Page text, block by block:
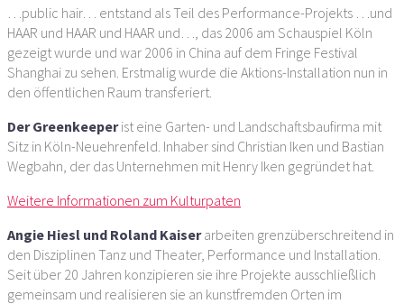
…public hair… entstand als Teil des Performance-Projekts …und
HAAR und HAAR und HAAR und…, das 2006 am Schauspiel Köln
gezeigt wurde und war 2006 in China auf dem Fringe Festival
Shanghai zu sehen. Erstmalig wurde die Aktions-Installation nun in
den öffentlichen Raum transferiert.
Der Greenkeeperist eine Garten- und Landschaftsbaufirma mit
Sitz in Köln-Neuehrenfeld. Inhaber sind Christian Iken und Bastian
Wegbahn, der das Unternehmen mit Henry Iken gegründet hat.
Weitere Informationen zum Kulturpaten
Angie Hiesl und Roland Kaiserarbeiten grenzüberschreitend in
den Disziplinen Tanz und Theater, Performance und Installation.
Seit über 20 Jahren konzipieren sie ihre Projekte ausschließlich
gemeinsam und realisieren sie an kunstfremden Orten im